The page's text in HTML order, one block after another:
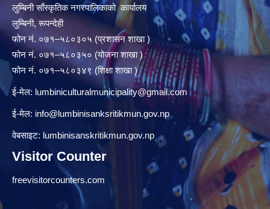
लुम्बिनी साँस्कृतिक नगरपालिकाको कार्यालय
लुम्बिनी, रूपन्देही
फोन नं. ०७१–५८०३०५ (प्रशासन शाखा )
फोन नं. ०७१–५८०३५० (योजना शाखा )
फोन नं. ०७१–५८०३४९ (शिक्षा शाखा )
ई-मेल: lumbiniculturalmunicipality@gmail.com
ई-मेल: info@lumbinisanksritikmun.gov.np
वेबसाइट: lumbinisanskritikmun.gov.np
Visitor Counter
freevisitorcounters.com